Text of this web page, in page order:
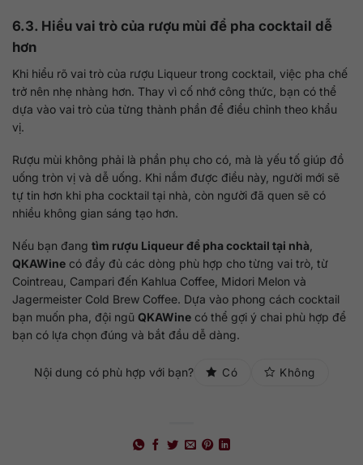
6.3. Hiểu vai trò của rượu mùi để pha cocktail dễ
hơn
Khi hiểu rõ vai trò của rượu Liqueur trong cocktail, việc pha chế
trở nên nhẹ nhàng hơn. Thay vì cố nhớ công thức, bạn có thể
dựa vào vai trò của từng thành phần để điều chỉnh theo khẩu
vị.
Rượu mùi không phải là phần phụ cho có, mà là yếu tố giúp đồ
uống tròn vị và dễ uống. Khi nắm được điều này, người mới sẽ
tự tin hơn khi pha cocktail tại nhà, còn người đã quen sẽ có
nhiều không gian sáng tạo hơn.
Nếu bạn đang tìm rượu Liqueur để pha cocktail tại nhà
QKAWine có đầy đủ các dòng phù hợp cho từng vai trò, từ
Cointreau, Campari đến Kahlua Coffee, Midori Melon và
Jagermeister Cold Brew Coffee. Dựa vào phong cách cocktail
bạn muốn pha, đội ngũ QKAWine có thể gợi ý chai phù hợp để
bạn có lựa chọn đúng và bắt đầu dễ dàng.
Nội dung có phù hợp với bạn? Có Không